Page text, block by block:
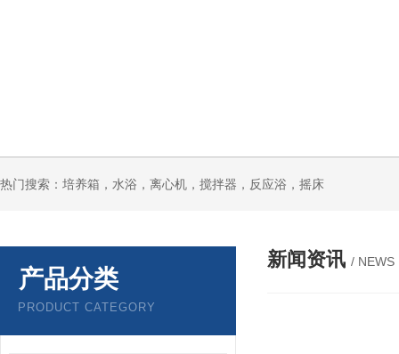
热门搜索：培养箱，水浴，离心机，搅拌器，反应浴，摇床
产品分类
PRODUCT CATEGORY
新闻资讯 / NEWS